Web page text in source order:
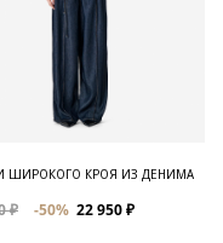
ШИРОКОГО КРОЯ ИЗ ДЕНИМА
₽ -50% 22 950 ₽